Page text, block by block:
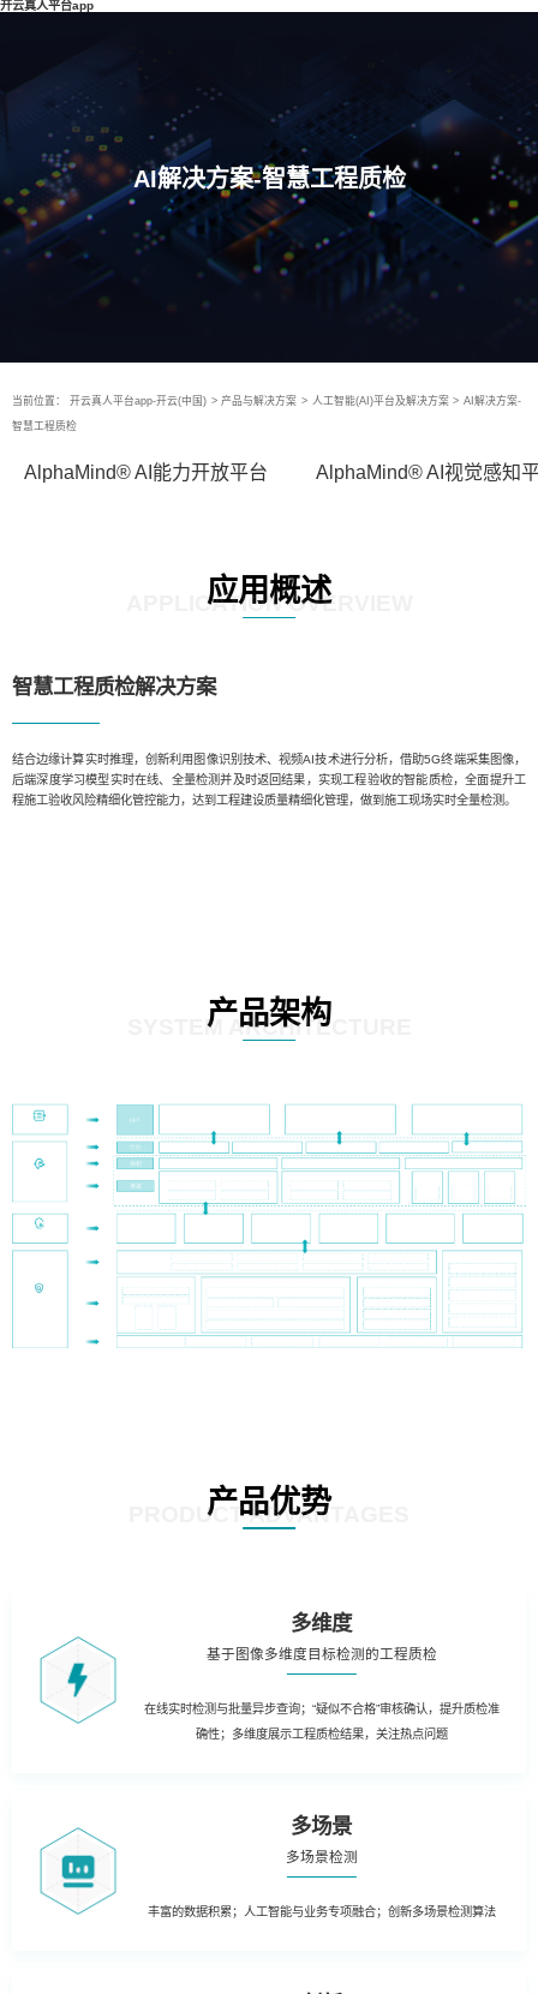
开云真人平台app
AI解决方案-智慧工程质检
当前位置： 开云真人平台app-开云(中国) > 产品与解决方案 > 人工智能(AI)平台及解决方案 > AI解决方案-
智慧工程质检
AlphaMind® AI能力开放平台 AlphaMind® AI视觉感知
应用概述
APPLICATION OVERVIEW
智慧工程质检解决方案
结合边缘计算实时推理，创新利用图像识别技术、视频AI技术进行分析，借助5G终端采集图像，
后端深度学习模型实时在线、全量检测并及时返回结果，实现工程验收的智能质检，全面提升工
程施工验收风险精细化管控能力，达到工程建设质量精细化管理，做到施工现场实时全量检测。
产品架构
SYSTEM ARCHITECTURE
产品优势
PRODUCT ADVANTAGES
多维度
基于图像多维度目标检测的工程质检
在线实时检测与批量异步查询；“疑似不合格”审核确认，提升质检准
确性；多维度展示工程质检结果，关注热点问题
多场景
多场景检测
丰富的数据积累；人工智能与业务专项融合；创新多场景检测算法